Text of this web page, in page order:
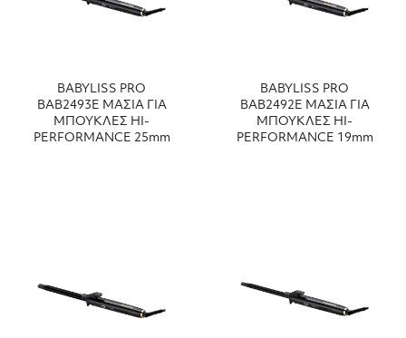
BABYLISS PRO
ΒΑΒ2493Ε ΜΑΣΙΑ ΓΙΑ
ΜΠΟΥΚΛΕΣ HI-
PERFORMANCE 25mm
BABYLISS PRO
ΒΑΒ2492Ε ΜΑΣΙΑ ΓΙΑ
ΜΠΟΥΚΛΕΣ HI-
PERFORMANCE 19mm